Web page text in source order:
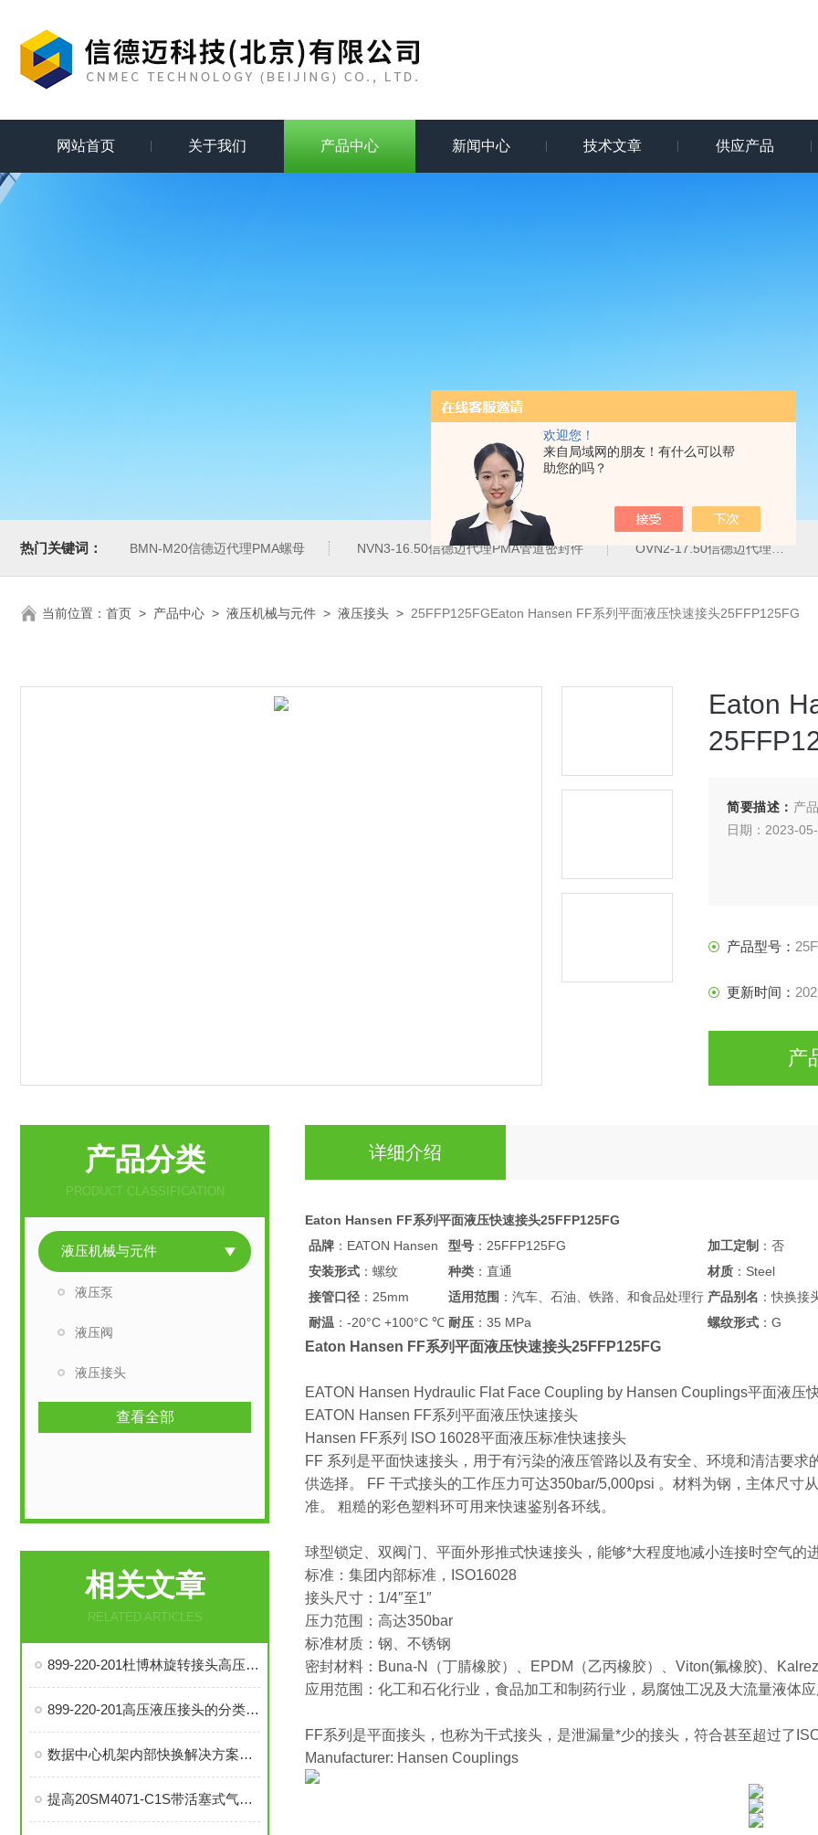
欢迎您！
来自局域网的朋友！有什么可以帮
助您的吗？
网站首页 关于我们 产品中心 新闻中心 技术文章 供应产品
热门关键词： BMN-M20信德迈代理PMA螺母 NVN3-16.50信德迈代理PMA管道密封件 OVN2-17.50信德迈代理PMA导管夹
当前位置： 首页 > 产品中心 > 液压机械与元件 > 液压接头 > 25FFP125FGEaton Hansen FF系列平面液压快速接头25FFP125FG
Eaton
简要描述： 产
日期：2023-
产品型号：
更新时间：
产
产品分类
PRODUCT CLASSIFICATION
液压机械与元件
液压泵
液压阀
液压接头
查看全部
相关文章
RELATED ARTICLES
899-220-201杜博林旋转接头高压液压接头的安装、调试与维护技巧
899-220-201高压液压接头的分类和注意事项
数据中心机架内部快换解决方案UQDB液冷盲插接头
提高20SM4071-C1S带活塞式气动执行器中压针阀性能的技巧
详细介绍
Eaton Hansen FF系列平面液压快速接头25FFP125FG
品牌 ：EATON Hansen 型号 ：25FFP125FG 加工定制 ：否
安装形式 ：螺纹 种类 ：直通 材质 ：Steel
接管口径 ：25mm 适用范围 ：汽车、石油、铁路、和食品处理行 产品别名 ：快换接
耐温 ：-20°C +100°C ℃ 耐压 ：35 MPa 螺纹形式 ：G
Eaton Hansen FF系列平面液压快速接头25FFP125FG
EATON Hansen Hydraulic Flat Face Coupling by Hansen Couplings平面液压
EATON Hansen FF系列平面液压快速接头
Hansen FF系列 ISO 16028平面液压标准快速接头
FF 系列是平面快速接头，用于有污染的液压管路以及有安全、环境和清洁要
供选择。 FF 干式接头的工作压力可达350bar/5,000psi 。材料为钢，主体尺寸
准。 粗糙的彩色塑料环可用来快速鉴别各环线。
球型锁定、双阀门、平面外形推式快速接头，能够*大程度地减小连接时空气的
标准：集团内部标准，ISO16028
接头尺寸：1/4″至1″
压力范围：高达350bar
标准材质：钢、不锈钢
密封材料：Buna-N（丁腈橡胶）、EPDM（乙丙橡胶）、Viton(氟橡胶)、Kalrez
应用范围：化工和石化行业，食品加工和制药行业，易腐蚀工况及大流量液体应
FF系列是平面接头，也称为干式接头，是泄漏量*少的接头，符合甚至超过了
Manufacturer: Hansen Couplings